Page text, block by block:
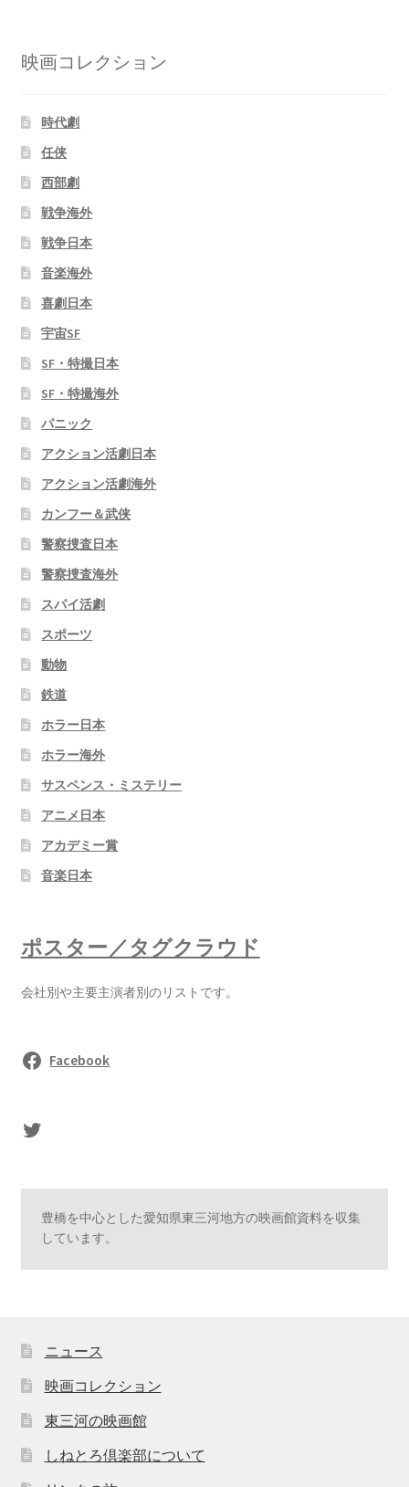
映画コレクション
時代劇
任侠
西部劇
戦争海外
戦争日本
音楽海外
喜劇日本
宇宙SF
SF・特撮日本
SF・特撮海外
パニック
アクション活劇日本
アクション活劇海外
カンフー＆武侠
警察捜査日本
警察捜査海外
スパイ活劇
スポーツ
動物
鉄道
ホラー日本
ホラー海外
サスペンス・ミステリー
アニメ日本
アカデミー賞
音楽日本
ポスター／タグクラウド
会社別や主要主演者別のリストです。
Facebook
sasaki's Twitter
豊橋を中心とした愛知県東三河地方の映画館資料を収集
しています。
ニュース
映画コレクション
東三河の映画館
しねとろ倶楽部について